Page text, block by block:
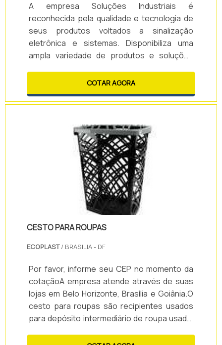
A empresa Soluções Industriais é
reconhecida pela qualidade e tecnologia de
seus produtos voltados a sinalização
eletrônica e sistemas. Disponibiliza uma
ampla variedade de produtos e soluções
Serial, painéis de mensagens variáveis,
painéis de cipa eletrônico, contadores, entre
outros. Presente em diversas rodovias do
concessionárias, os produtos Soluções
Industriais possuem garantia e auxiliam o
COTAR AGORA
CESTO PARA ROUPAS
ECOPLAST/ BRASILIA - DF
Por favor, informe seu CEP no momento da
cotaçãoA empresa atende através de suas
lojas em Belo Horizonte, Brasília e Goiânia.O
cesto para roupas são recipientes usados
para depósito intermediário de roupa usada,